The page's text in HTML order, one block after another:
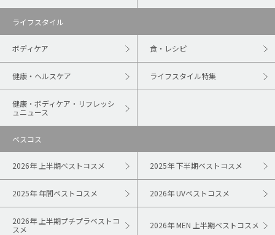
ライフスタイル
ボディケア 食・レシピ
健康・ヘルスケア ライフスタイル特集
健康・ボディケア・リフレッシ
ュニュース
ベスコス
2026年 上半期ベストコスメ 2025年 下半期ベストコスメ
2025年 年間ベストコスメ 2026年 UVベストコスメ
2026年 上半期プチプラベストコ
スメ
2026年 MEN 上半期ベストコスメ